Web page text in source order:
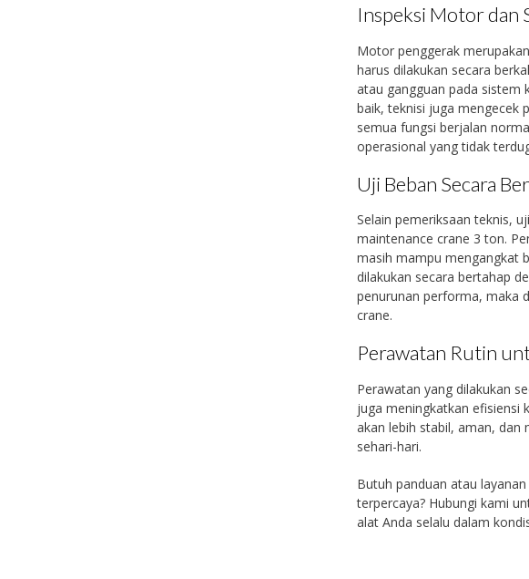
Inspeksi Motor dan
Motor penggerak
harus dilakukan secara
atau gangguan pada sistem
baik, teknisi juga mengecek
semua fungsi berjalan
operasional yang tidak
Uji Beban Secara
Selain pemeriksaan teknis,
maintenance crane 3 ton.
masih mampu mengangkat
dilakukan secara bertahap
penurunan performa, maka
crane.
Perawatan Rutin
Perawatan yang dilakukan
juga meningkatkan efisiensi
akan lebih stabil, aman, dan
sehari-hari.
Butuh panduan atau
terpercaya? Hubungi kami
alat Anda selalu dalam